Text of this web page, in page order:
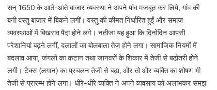
सन् 1650 के आते-आते बाजार व्यवस्था ने अपने पांव मजबूत कर लिये, गांव की
बनी वस्तु बाजार में बिकने लगीं। वस्तु की कीमत निर्धारित हुईं और समाज
व्यवस्थाओं में बिखराव पैदा होने लगे। नतीजा यह हुआ कि दिनोंदिन आपसी
परेशानियां बढ़ने लगीं, दलालों का बोलबाला तेज़ होने लगा। सामाजिक नियमों में
बदलाव आया, जंगलों का कटान तथा जानवरों के शिकार में तेजी से बढो़तरी होने
लगी। टैक्स (लगान) का प्रचलन तेजी से बढ़ा, और तो और व्यक्ति का शोषण भी
तेजी से प्रारम्भ होने लगा। धीरे-धीरे व्यक्ति ने अपने व्यवसाय को अलाभकर समझ